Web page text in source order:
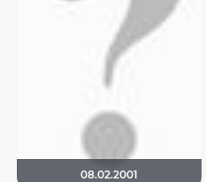
Елена4546
08.02.2001